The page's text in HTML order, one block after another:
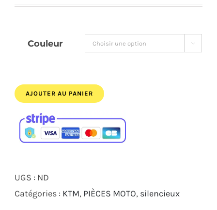
611,00€.
539,00€.
5 basé sur
Couleur
AJOUTER AU PANIER
UGS : ND
Catégories : KTM PIÈCES MOTO silencieux